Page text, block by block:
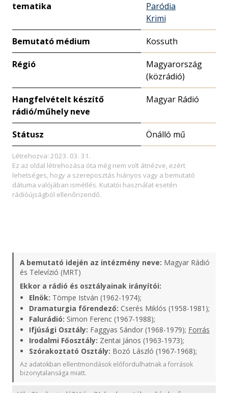
tematika
Paródia
Krimi
Bemutató médium Kossuth
Régió
Magyarország
(közrádió)
Hangfelvételt készítő
rádió/műhely neve
Magyar Rádió
Státusz Önálló mű
Létrehozva: 2023. 03. 31.
Ez az oldal létrehozása óta még nem volt átnézve, ezért
lehetséges, hogy a szereposztás hiányos vagy a bemutató
dátuma valójában ismétlés. Kutatói használat esetén
rádióújságból ellenőrizendő.
A bemutató idején az intézmény neve: Magyar Rádió
és Televízió (MRT)
Ekkor a rádió és osztályainak irányítói:
Elnök: Tömpe István (1962-1974);
Dramaturgia főrendező: Cserés Miklós (1958-1981);
Falurádió: Simon Ferenc (1967-1988);
Ifjúsági Osztály: Faggyas Sándor (1968-1979); Forrás
Irodalmi Főosztály: Zentai János (1963-1973);
Szórakoztató Osztály: Bozó László (1967-1968);
Az adatokban ellentmondások előfordulhatnak a források
bizonytalansága miatt.